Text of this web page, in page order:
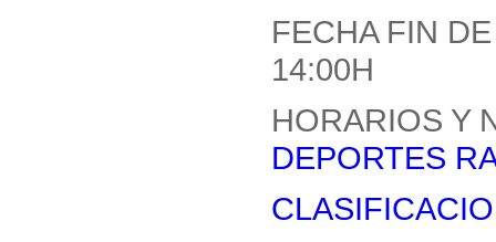
FECHA FIN
14:00H
HORARIOS Y
DEPORTES